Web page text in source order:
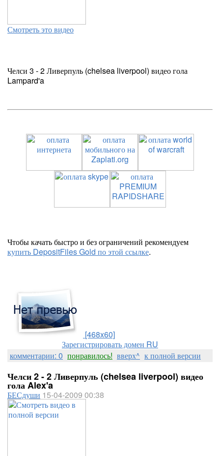
Смотреть это видео
Челси 3 - 2 Ливерпуль (chelsea liverpool) видео гола
Lampard'a
Чтобы качать быстро и без ограничений рекомендуем
купить DepositFiles Gold по этой ссылке.
[468x60]
Зарегистрировать домен RU
комментарии: 0 понравилось! вверх^ к полной версии
Челси 2 - 2 Ливерпуль (chelsea liverpool) видео
гола Alex'a
БЕСдуши 15-04-2009 00:38